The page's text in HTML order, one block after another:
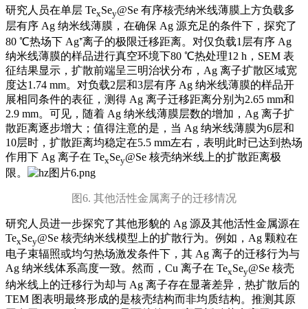
研究人员在单层 TexSey@Se 有序核壳纳米线薄膜上方负载多
层有序 Ag 纳米线薄膜，在确保 Ag 源充足的条件下，探究了
80 ℃热场下 Ag⁺离子的极限迁移距离。对仅负载1层有序 Ag
纳米线薄膜的样品进行真空环境下80 ℃热处理12 h，SEM 表
征结果显示，扩散前端呈三明治状分布，Ag 离子扩散区域宽
度达1.74 mm。对负载2层和3层有序 Ag 纳米线薄膜的样品开
展相同条件的表征，测得 Ag 离子迁移距离分别为2.65 mm和
2.9 mm。可见，随着 Ag 纳米线薄膜层数的增加，Ag 离子扩
散距离逐步增大；值得注意的是，当 Ag 纳米线薄膜为6层和
10层时，扩散距离均稳定在5.5 mm左右，表明此时已达到热场
作用下 Ag 离子在 TexSey@Se 核壳纳米线上的扩散距离极
限。
图6. 其他活性金属离子的迁移情况
研究人员进一步探究了其他形貌的 Ag 源及其他活性金属源在
TexSey@Se 核壳纳米线模型上的扩散行为。例如，Ag 颗粒在
电子束辐照或均匀热场激发条件下，其 Ag 离子的迁移行为与
Ag 纳米线体系高度一致。然而，Cu 离子在 TexSey@Se 核壳
纳米线上的迁移行为却与 Ag 离子存在显著差异，热扩散后的
TEM 图表明最终形成的是核壳结构而非均质结构。推测其原